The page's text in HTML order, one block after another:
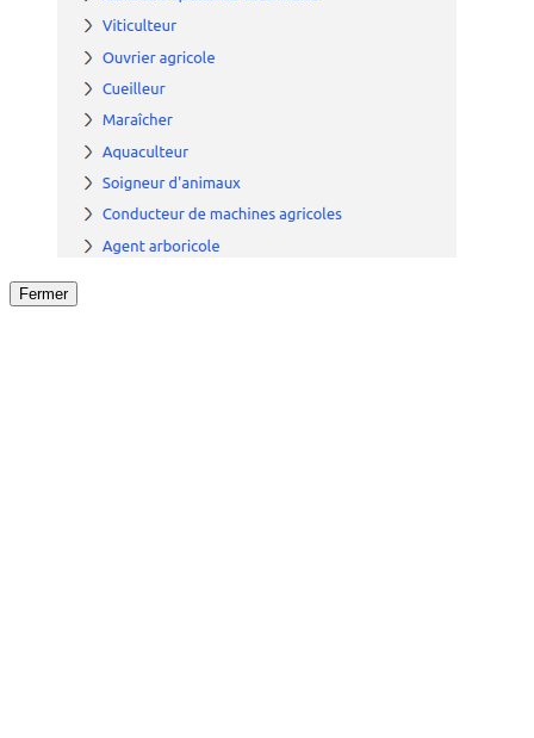
Fermer